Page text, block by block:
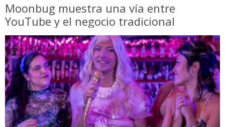
Moonbug muestra una vía entre
YouTube y el negocio tradicional